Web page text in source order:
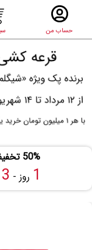
حساب من
50% تخفیف همه محصولات ویژه تابستان
1 روز -